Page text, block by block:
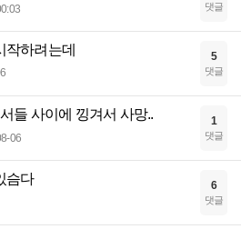
댓글
작하려는데 5
댓글
들 사이에 낑겨서 사망..
06
1
댓글
슴다 6
댓글